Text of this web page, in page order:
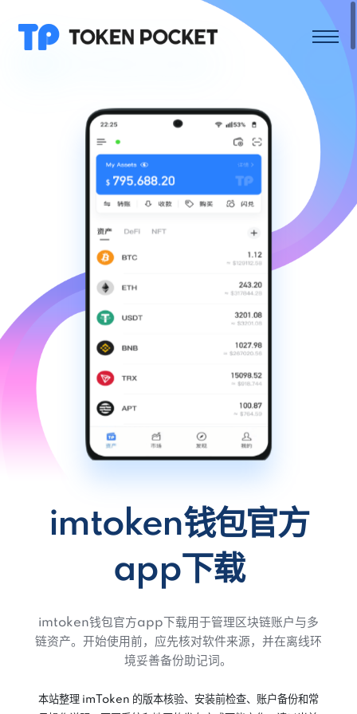
imtoken钱包官方
app下载
imtoken钱包官方app下载用于管理区块链账户与多
链资产。开始使用前，应先核对软件来源，并在离线环
境妥善备份助记词。
本站整理 imToken 的版本核验、安装前检查、账户备份和常